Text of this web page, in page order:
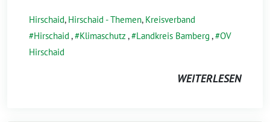
Hirschaid, Hirschaid - Themen, Kreisverband
Hirschaid , Klimaschutz , Landkreis Bamberg , OV
Hirschaid
WEITERLESEN